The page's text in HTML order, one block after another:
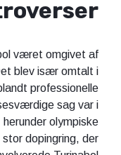
været omgivet af
blev især omtalt i
professionelle
sag var i
olympiske
dopingring, der